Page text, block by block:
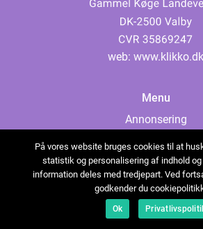
web: www.klikko.dk
Menu
Annonsering
Cookies
Kontakta oss
Sitemap
På vores website bruges cookies til at
statistik og personalisering af indhold og
information deles med tredjepart. Ved
godkender du
Ok